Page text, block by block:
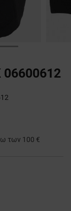
06600612
των 100 €